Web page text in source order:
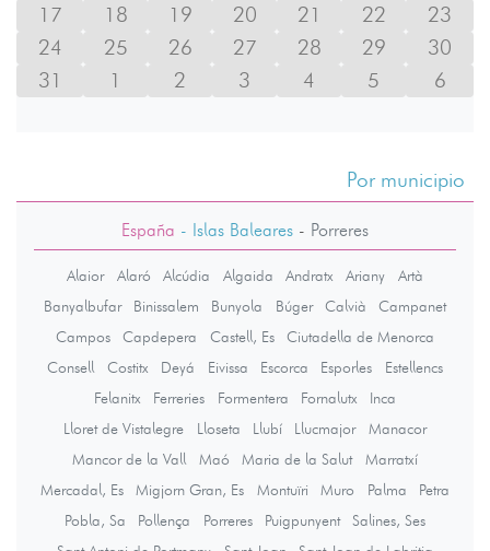
17
18 19 20 21 22
23
24
25 26 27 28 29
30
31
1 2 3 4 5 6
Por municipio
España - Islas Baleares - Porreres
Alaior Alaró Alcúdia Algaida Andratx Ariany
Artà
Banyalbufar
Binissalem Bunyola Búger Calvià
Campanet
Campos
Capdepera Castell, Es
Ciutadella de Menorca
Consell
Costitx Deyá Eivissa Escorca Esporles
Estellencs
Felanitx
Ferreries Formentera Fornalutx
Inca
Lloret de Vistalegre
Lloseta Llubí Llucmajor
Manacor
Mancor de la Vall
Maó Maria de la Salut
Marratxí
Mercadal, Es
Migjorn Gran, Es Montuïri Muro Palma
Petra
Pobla, Sa
Pollença Porreres Puigpunyent
Salines, Ses